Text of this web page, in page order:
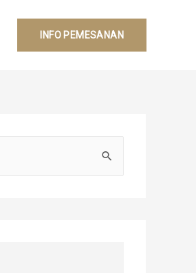
INFO PEMESANAN